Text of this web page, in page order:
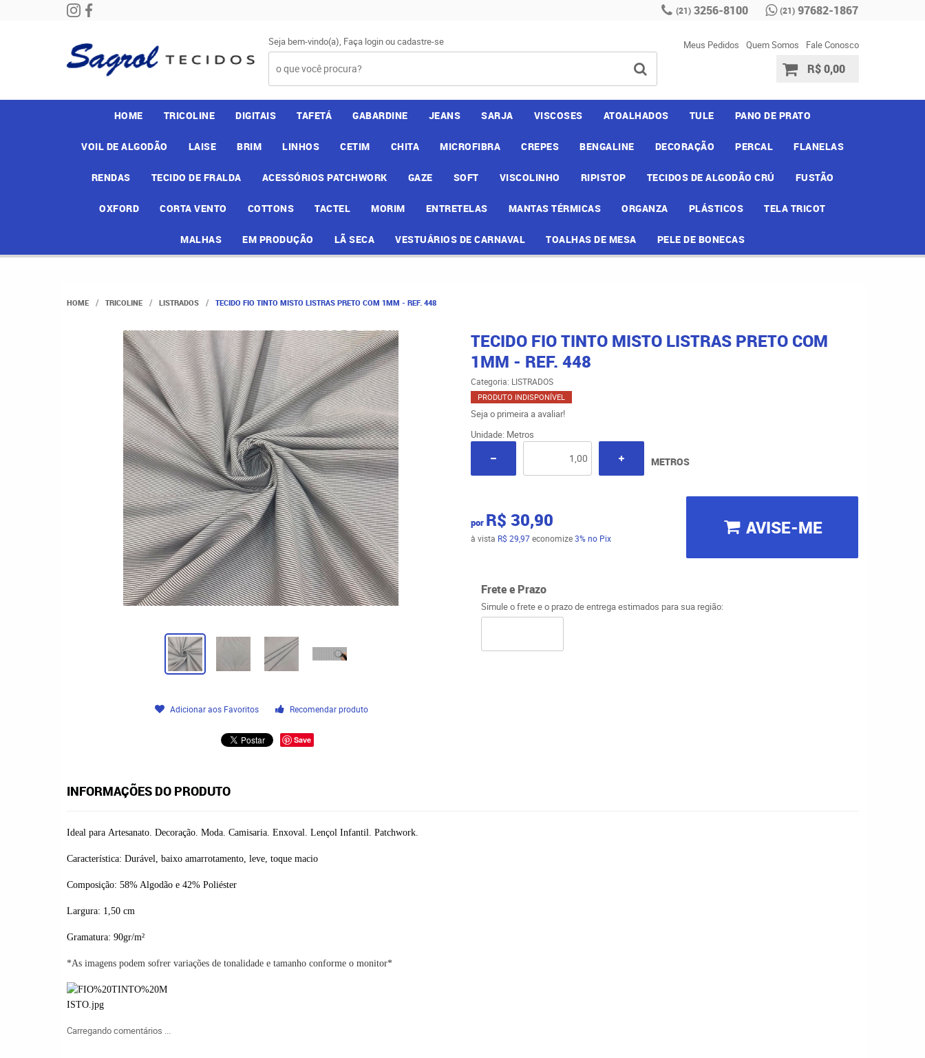
(21) 3256-8100 (21) 97682-1867
Seja bem-vindo(a), Faça loginoucadastre-se Meus Pedidos Quem Somos Fale Conosco
R$ 0,00
HOME TRICOLINE DIGITAIS TAFETÁ GABARDINE JEANS SARJA VISCOSES ATOALHADOS TULE PANO DE PRATO
VOIL DE ALGODÃO LAISE BRIM LINHOS CETIM CHITA MICROFIBRA CREPES BENGALINE DECORAÇÃO PERCAL FLANELAS
RENDAS TECIDO DE FRALDA ACESSÓRIOS PATCHWORK GAZE SOFT VISCOLINHO RIPISTOP TECIDOS DE ALGODÃO CRÚ FUSTÃO
OXFORD CORTA VENTO COTTONS TACTEL MORIM ENTRETELAS MANTAS TÉRMICAS ORGANZA PLÁSTICOS TELA TRICOT
MALHAS EM PRODUÇÃO LÃ SECA VESTUÁRIOS DE CARNAVAL TOALHAS DE MESA PELE DE BONECAS
HOME TRICOLINE LISTRADOS TECIDO FIO TINTO MISTO LISTRAS PRETO COM 1MM - REF. 448
Adicionar aos Favoritos Recomendar produto
Save
TECIDO FIO TINTO MISTO LISTRAS PRETO COM
1MM - REF. 448
Categoria: LISTRADOS
PRODUTO INDISPONÍVEL
Seja o primeira a avaliar!
Unidade: Metros
METROS
por R$ 30,90
à vista R$ 29,97economize3% no Pix AVISE-ME
Frete e Prazo
Simule o frete e o prazo de entrega estimados para sua região:
INFORMAÇÕES DO PRODUTO
Ideal para Artesanato. Decoração. Moda. Camisaria. Enxoval. Lençol Infantil. Patchwork.
Característica: Durável, baixo amarrotamento, leve, toque macio
Composição: 58% Algodão e 42% Poliéster
Largura: 1,50 cm
Gramatura: 90gr/m²
*As imagens podem sofrer variações de tonalidade e tamanho conforme o monitor*
Carregando comentários ...